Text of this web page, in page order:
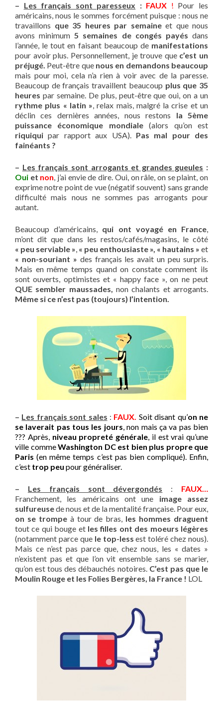
– Les français sont paresseux : FAUX ! Pour les
américains, nous le sommes forcément puisque : nous ne
travaillons que 35 heures par semaineet que nous
avons minimum5 semaines de congés payés dans
l’année, le tout en faisant beaucoup demanifestations
pour avoir plus. Personnellement, je trouve que c’est un
préjugé. Peut-être que nous en demandons beaucoup
mais pour moi, cela n’a rien à voir avec de la paresse.
Beaucoup de français travaillent beaucoup plus que 35
heures par semaine. De plus, peut-être que oui, on a un
rythme plus « latin », relax mais, malgré la crise et un
déclin ces dernières années, nous restons la 5ème
puissance économique mondiale(alors qu’on est
riquiqui par rapport aux USA). Pas mal pour des
fainéants ?
– Les français sont arrogants et grandes gueules :
Oui et non, j’ai envie de dire. Oui, on râle, on se plaint, on
exprime notre point de vue (négatif souvent) sans grande
difficulté mais nous ne sommes pas arrogants pour
autant.
Beaucoup d’américains, qui ont voyagé en France,
m’ont dit que dans les restos/cafés/magasins, le côté
« peu serviable », « peu enthousiaste », « hautains » et
« non-souriant » des français les avait un peu surpris.
Mais en même temps quand on constate comment ils
sont ouverts, optimistes et « happy face », on ne peut
QUE sembler maussades, non chalants et arrogants.
Même si ce n’est pas (toujours) l’intention.
– Les français sont sales : FAUX. Soit disant qu’on ne
se laverait pas tous les jours, non mais ça va pas bien
??? Après,niveau propreté générale, il est vrai qu’une
ville commeWashington DC est bien plus propre que
Paris (en même temps c’est pas bien compliqué). Enfin,
c’est trop peu pour généraliser.
– Les français sont dévergondés : FAUX…
Franchement, les américains ont une image assez
sulfureusede nous et de la mentalité française. Pour eux,
on se trompeà tour de bras, les hommes draguent
tout ce qui bouge et les filles ont des moeurs légères
(notamment parce que le top-less est toléré chez nous).
Mais ce n’est pas parce que, chez nous, les « dates »
n’existent pas et que l’on vit ensemble sans se marier,
qu’on est tous des débauchés notoires. C’est pas que le
Moulin Rouge et les Folies Bergères, la France ! LOL